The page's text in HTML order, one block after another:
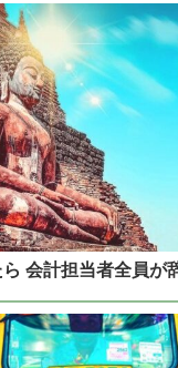
会計担当者全員が